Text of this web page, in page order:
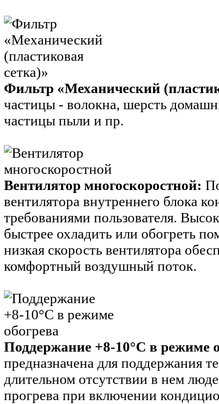
Фильтр «Механический
частицы - волокна, шерсть
частицы пыли и пр.
Вентилятор многоскоростной:
вентилятора внутреннего блока
требованиями пользователя.
быстрее охладить или обогреть
низкая скорость вентилятора
комфортный воздушный поток.
Поддержание +8-10°С в режиме
предназначена для поддержания
длительном отсутствии в нем
прогрева при включении